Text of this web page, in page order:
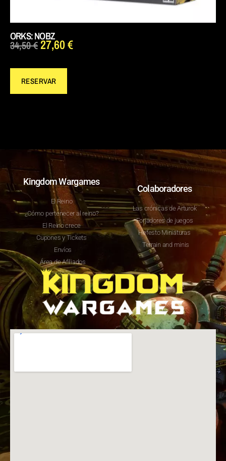
ORKS: NOBZ
34,50€27,60€
RESERVAR
Kingdom Wargames
El Reino
¿Cómo pertenecer al reino?
El Reino crece
Cupones y Tickets
Envíos
Área de Afiliados
Colaboradores
Las crónicas de Arturok
Forjadores de juegos
Hefesto Miniaturas
Terrain and minis